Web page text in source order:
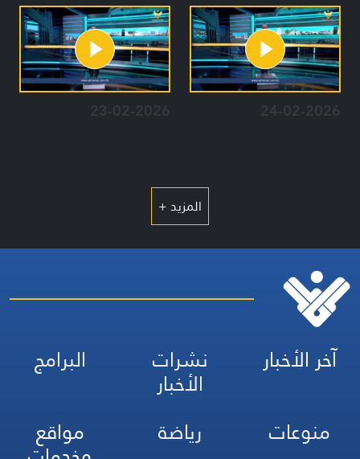
24-02-2026
23-02-2026
المزيد +
آخر الأخبار نشرات
الأخبار
البرامج
منوعات
رياضة مواقع